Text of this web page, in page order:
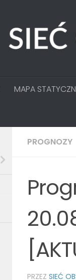
MAPA
PROGNOZY
PRZEZ SIEĆ